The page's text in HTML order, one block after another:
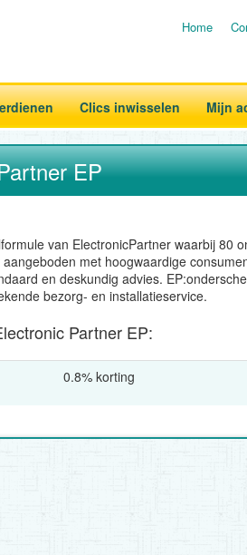
Home
Clics inwisselen Mijn
EP
van ElectronicPartner waarbij 80
met hoogwaardige
en deskundig advies.
bezorg- en installatieservice.
Partner EP:
0.8% korting